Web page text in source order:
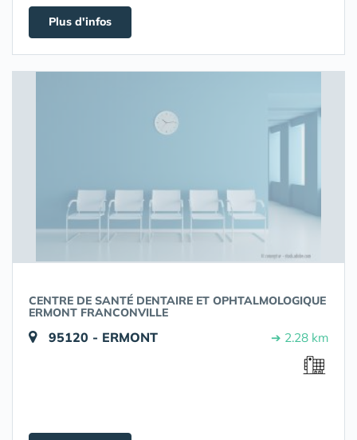
Plus d'infos
CENTRE DE SANTÉ DENTAIRE ET OPHTALMOLOGIQUE
ERMONT FRANCONVILLE
95120 - ERMONT ➔ 2.28 km